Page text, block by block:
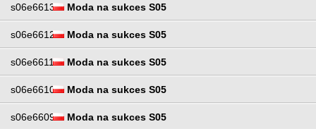
s06e6613 Moda na sukces S05
s06e6612 Moda na sukces S05
s06e6611 Moda na sukces S05
s06e6610 Moda na sukces S05
s06e6609 Moda na sukces S05